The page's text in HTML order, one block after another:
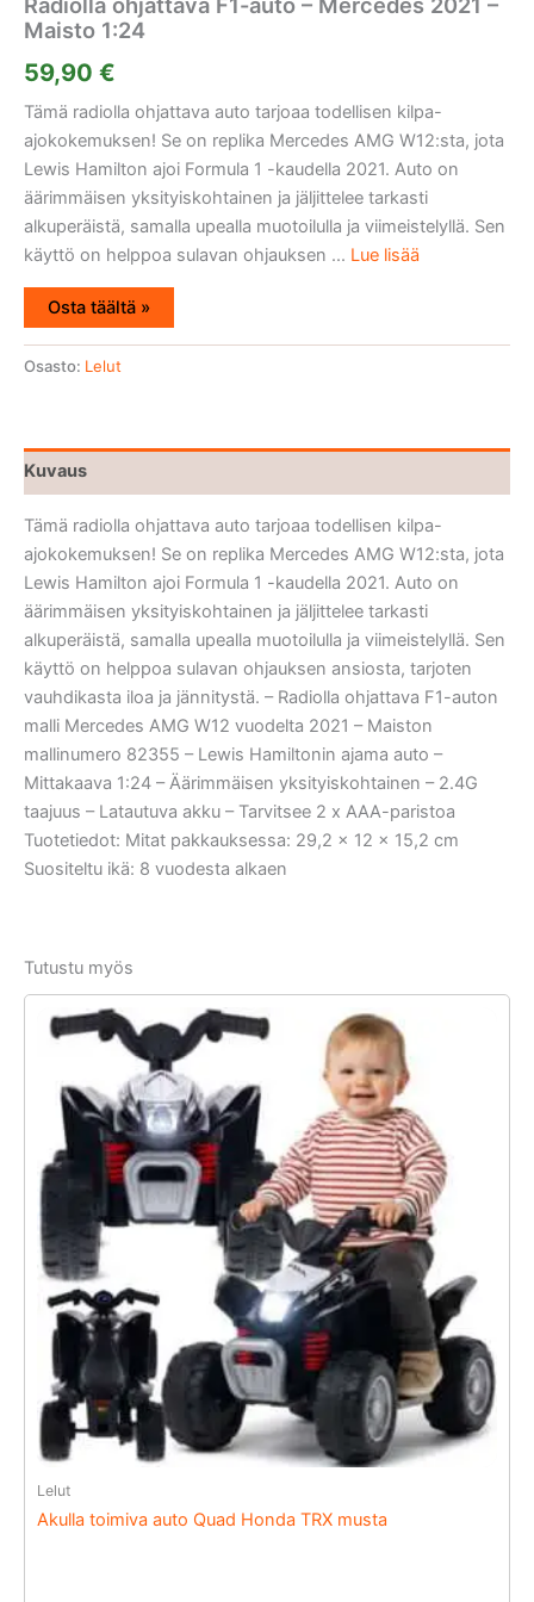
Maisto 1:24
59,90 €
Tämä radiolla ohjattava auto tarjoaa todellisen kilpa-
ajokokemuksen! Se on replika Mercedes AMG W12:sta, jota
Lewis Hamilton ajoi Formula 1 -kaudella 2021. Auto on
äärimmäisen yksityiskohtainen ja jäljittelee tarkasti
alkuperäistä, samalla upealla muotoilulla ja viimeistelyllä. Sen
käyttö on helppoa sulavan ohjauksen ... Lue lisää
Osta täältä »
Osasto: Lelut
Kuvaus
Tämä radiolla ohjattava auto tarjoaa todellisen kilpa-
ajokokemuksen! Se on replika Mercedes AMG W12:sta, jota
Lewis Hamilton ajoi Formula 1 -kaudella 2021. Auto on
äärimmäisen yksityiskohtainen ja jäljittelee tarkasti
alkuperäistä, samalla upealla muotoilulla ja viimeistelyllä. Sen
käyttö on helppoa sulavan ohjauksen ansiosta, tarjoten
vauhdikasta iloa ja jännitystä. – Radiolla ohjattava F1-auton
malli Mercedes AMG W12 vuodelta 2021 – Maiston
mallinumero 82355 – Lewis Hamiltonin ajama auto –
Mittakaava 1:24 – Äärimmäisen yksityiskohtainen – 2.4G
taajuus – Latautuva akku – Tarvitsee 2 x AAA-paristoa
Tuotetiedot: Mitat pakkauksessa: 29,2 x 12 x 15,2 cm
Suositeltu ikä: 8 vuodesta alkaen
Tutustu myös
Lelut
Akulla toimiva auto Quad Honda TRX musta